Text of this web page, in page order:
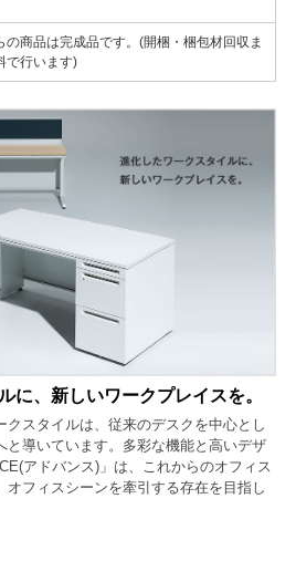
の商品は完成品です。(開梱・梱包材回収ま
で行います)
に、新しいワークプレイスを。
スタイルは、従来のデスクを中心とし
と導いています。多彩な機能と高いデザ
アドバンス)」は、これからのオフィス
オフィスシーンを牽引する存在を目指し